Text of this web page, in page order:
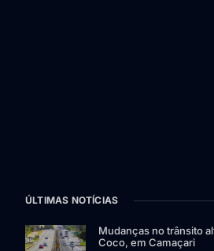
ÚLTIMAS NOTÍCIAS
Mudanças no trânsito
Coco, em Camaçari